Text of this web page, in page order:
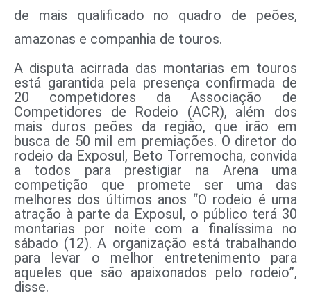
de mais qualificado no quadro de peões,
amazonas e companhia de touros.
A disputa acirrada das montarias em touros
está garantida pela presença confirmada de
20 competidores da Associação de
Competidores de Rodeio (ACR), além dos
mais duros peões da região, que irão em
busca de 50 mil em premiações. O diretor do
rodeio da Exposul, Beto Torremocha, convida
a todos para prestigiar na Arena uma
competição que promete ser uma das
melhores dos últimos anos “O rodeio é uma
atração à parte da Exposul, o público terá 30
montarias por noite com a finalíssima no
sábado (12). A organização está trabalhando
para levar o melhor entretenimento para
aqueles que são apaixonados pelo rodeio”,
disse.